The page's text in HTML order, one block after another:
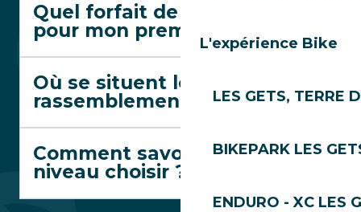
L'expérience Bike
LES GETS, TERRE
BIKEPARK LES
ENDURO - XC LES
Quel forfait de ski faut-il
pour mon premier cours ?
Où se situent les points de
rassemblement ?
Comment savoir quel
niveau choisir ?